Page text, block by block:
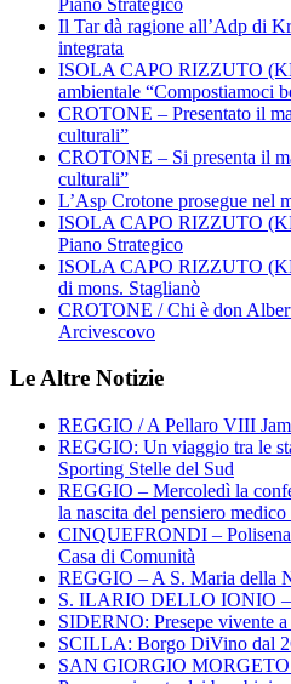
Il Tar dà ragione all’Adp di
integrata
ISOLA CAPO RIZZUTO
ambientale “Compostiamoci
CROTONE – Presentato il
culturali”
CROTONE – Si presenta il
culturali”
L’Asp Crotone prosegue nel
ISOLA CAPO RIZZUTO
Piano Strategico
ISOLA CAPO RIZZUTO
di mons. Staglianò
CROTONE / Chi è don
Arcivescovo
Le Altre Notizie
REGGIO / A Pellaro VIII
REGGIO: Un viaggio tra le
Sporting Stelle del Sud
REGGIO – Mercoledì la
la nascita del pensiero
CINQUEFRONDI – Polisena
Casa di Comunità
REGGIO – A S. Maria della
S. ILARIO DELLO IONIO –
SIDERNO: Presepe vivente
SCILLA: Borgo DiVino dal
SAN GIORGIO